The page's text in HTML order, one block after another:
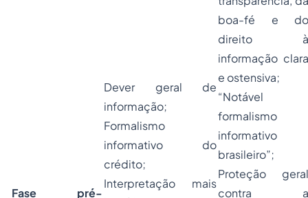
Fase pré-
Dever geral de
informação;
Formalismo
informativo do
crédito;
Interpretação mais
boa-fé e do
direito à
informação clara
e ostensiva;
“Notável
formalismo
informativo
brasileiro”;
Proteção geral
contra a